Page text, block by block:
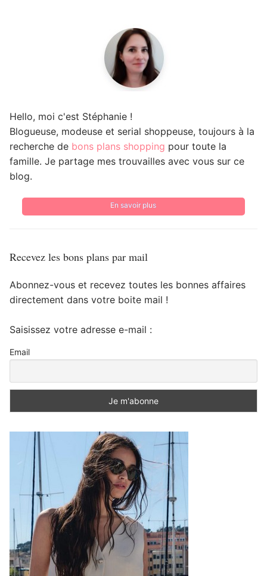
Hello, moi c'est Stéphanie !
Blogueuse, modeuse et serial shoppeuse, toujours à la
recherche de bons plans shopping pour toute la
famille. Je partage mes trouvailles avec vous sur ce
blog.
En savoir plus
Recevez les bons plans par mail
Abonnez-vous et recevez toutes les bonnes affaires
directement dans votre boite mail !
Saisissez votre adresse e-mail :
Email